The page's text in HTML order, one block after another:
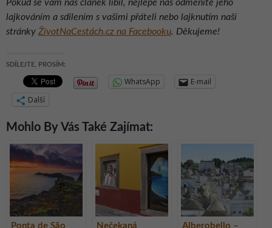
Pokud se vám náš článek líbil, nejlépe nás odměníte jeho
lajkováním a sdílením s vašimi přáteli nebo lajknutím naší
stránky ŽivotNaCestách.cz na Facebooku. Děkujeme!
SDÍLEJTE, PROSÍM:
WhatsApp
E-mail
Další
Mohlo By Vás Také Zajímat:
Ponta de São
Nečekaná
Alberobello –